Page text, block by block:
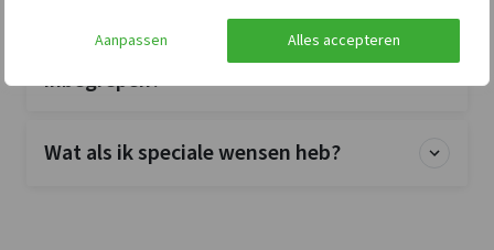
Aanpassen Alles accepteren
Zijn bedlinnen en handdoeken
inbegrepen?
Wat als ik speciale wensen heb?